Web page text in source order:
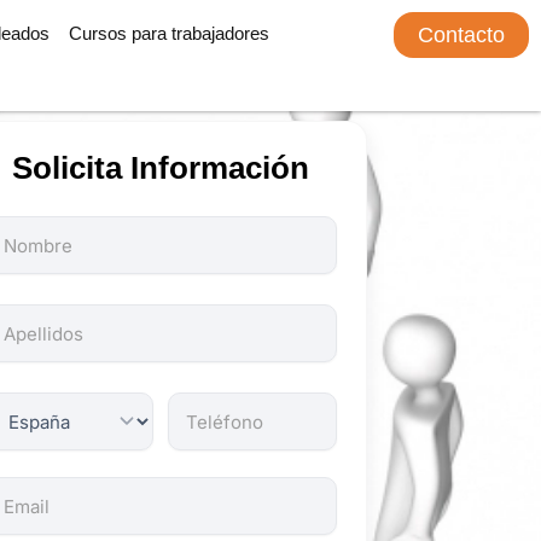
Cursos para trabajadores Contacto
Solicita Información